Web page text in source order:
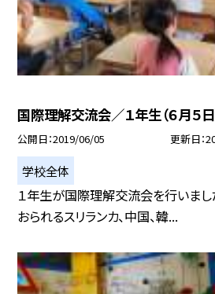
国際理解交流会／１年生（６月５日
公開日 2019/06/05 更新日
学校全体
１年生が国際理解交流会を行いまし
おられるスリランカ、中国、韓...